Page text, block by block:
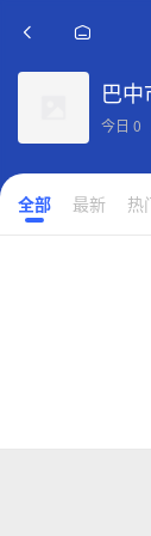
巴中
今日 0
全部 最新 热